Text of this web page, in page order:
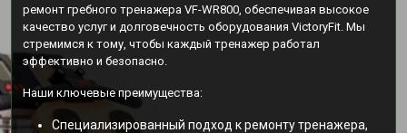
ремонт гребного тренажера VF-WR800, обеспечивая высокое
качество услуг и долговечность оборудования VictoryFit. Мы
стремимся к тому, чтобы каждый тренажер работал
эффективно и безопасно.
Наши ключевые преимущества:
Специализированный подход к ремонту тренажера,